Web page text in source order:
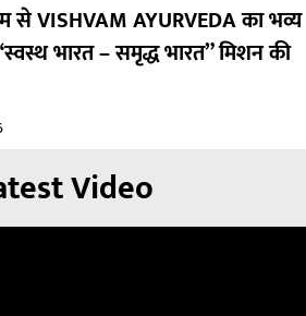
से VISHVAM AYURVEDA का भव्य
भारत – समृद्ध भारत” मिशन की
Video